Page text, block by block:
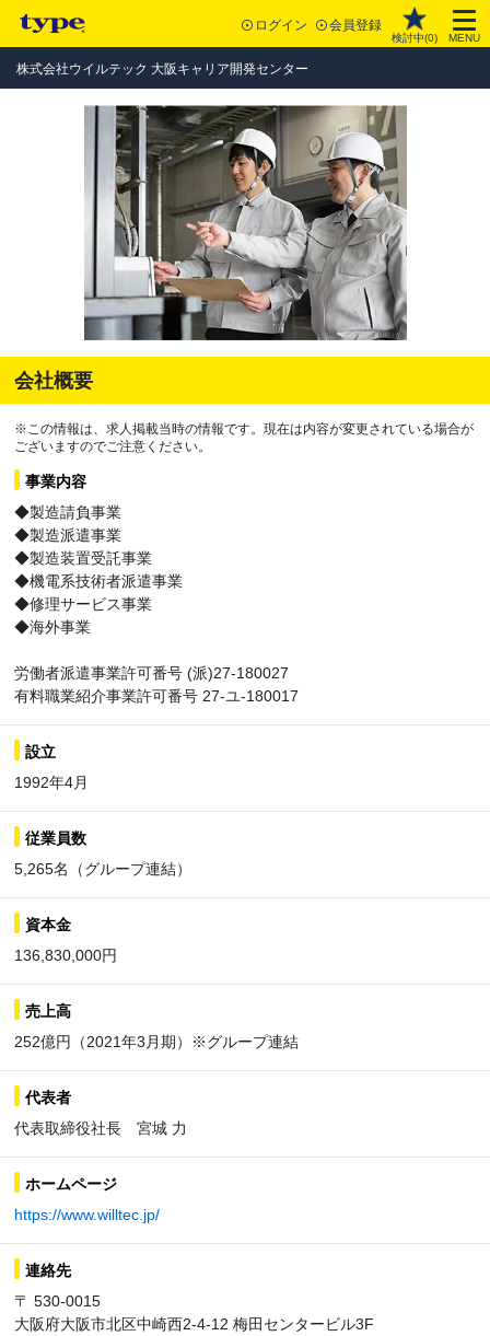
ログイン 会員登録
検討中(0) MENU
株式会社ウイルテック 大阪キャリア開発センター
会社概要
※この情報は、求人掲載当時の情報です。現在は内容が変更されている場合が
ございますのでご注意ください。
事業内容
◆製造請負事業
◆製造派遣事業
◆製造装置受託事業
◆機電系技術者派遣事業
◆修理サービス事業
◆海外事業
労働者派遣事業許可番号 (派)27-180027
有料職業紹介事業許可番号 27-ユ-180017
設立
1992年4月
従業員数
5,265名（グループ連結）
資本金
136,830,000円
売上高
252億円（2021年3月期）※グループ連結
代表者
代表取締役社長 宮城 力
ホームページ
https://www.willtec.jp/
連絡先
〒 530-0015
大阪府大阪市北区中崎西2-4-12 梅田センタービル3F